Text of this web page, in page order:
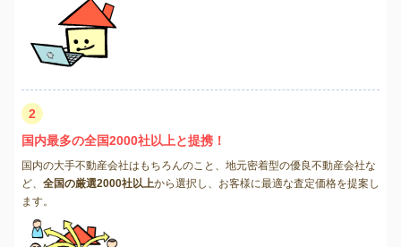
2
国内最多の全国2000社以上と提携！
国内の大手不動産会社はもちろんのこと、地元密着型の優良不動産会社な
ど、 全国の厳選2000社以上から選択し、お客様に最適な査定価格を提案し
ます。